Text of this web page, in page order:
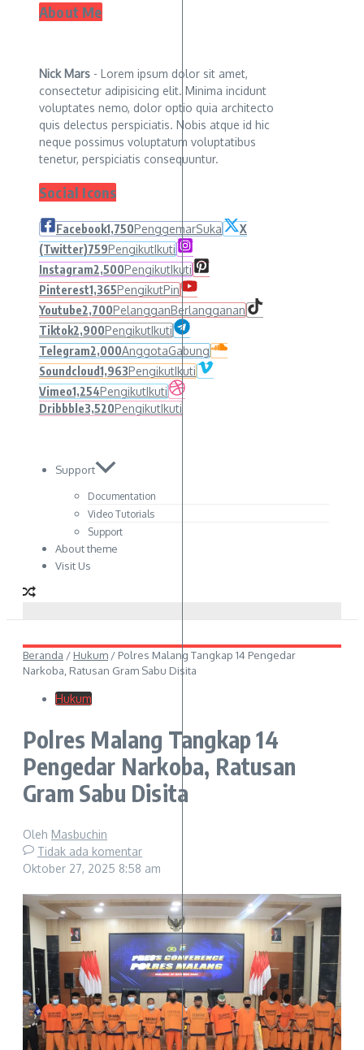
About Me
Nick Mars - Lorem ipsum dolor sit amet,
consectetur adipisicing elit. Minima incidunt
voluptates nemo, dolor optio quia architecto
quis delectus perspiciatis. Nobis atque id hic
neque possimus voluptatum voluptatibus
tenetur, perspiciatis consequuntur.
Social Icons
Facebook1,750PenggemarSuka
X
(Twitter)759PengikutIkuti
Instagram2,500PengikutIkuti
Pinterest1,365PengikutPin
Youtube2,700PelangganBerlangganan
Tiktok2,900PengikutIkuti
Telegram2,000AnggotaGabung
Soundcloud1,963PengikutIkuti
Vimeo1,254PengikutIkuti
Dribbble3,520PengikutIkuti
Support
Documentation
Video Tutorials
Support
About theme
Visit Us
Beranda / Hukum / Polres Malang Tangkap 14 Pengedar
Narkoba, Ratusan Gram Sabu Disita
Hukum
Polres Malang Tangkap 14
Pengedar Narkoba, Ratusan
Gram Sabu Disita
Oleh Masbuchin
Tidak ada komentar
Oktober 27, 2025 8:58 am